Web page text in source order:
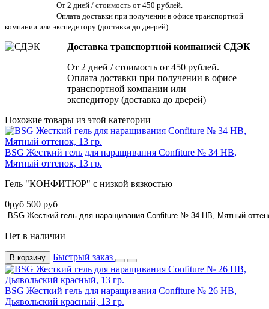
От 2 дней / стоимость от 450 рублей.
Оплата доставки при получении в офисе транспортной
компании или экспедитору (доставка до дверей)
Доставка транспортной компанией СДЭК
От 2 дней / стоимость от 450 рублей.
Оплата доставки при получении в офисе
транспортной компании или
экспедитору (доставка до дверей)
Похожие товары из этой категории
BSG Жесткий гель для наращивания Confiture № 34 HB,
Мятный оттенок, 13 гр.
Гель "КОНФИТЮР" с низкой вязкостью
0руб 500 руб
Нет в наличии
В корзину Быстрый заказ
BSG Жесткий гель для наращивания Confiture № 26 HB,
Дьявольский красный, 13 гр.